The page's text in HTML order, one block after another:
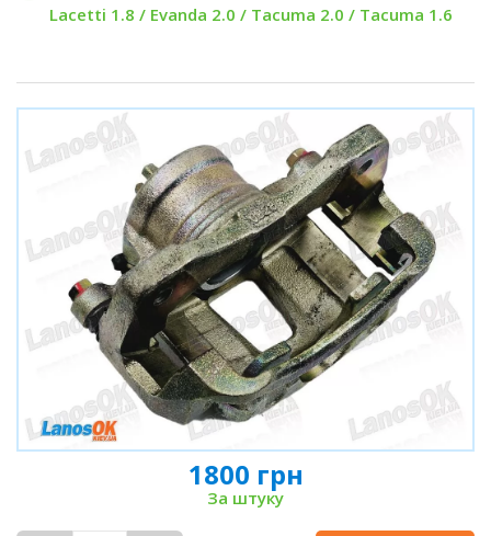
Lacetti 1.8 / Evanda 2.0 / Tacuma 2.0 / Tacuma 1.6
1800 грн
За штуку